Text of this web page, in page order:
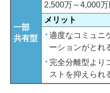
一部
共有型
2,500万～4,000万
メリット
適度なコミュニ
ーションがとれ
完全分離型より
ストを抑えられ